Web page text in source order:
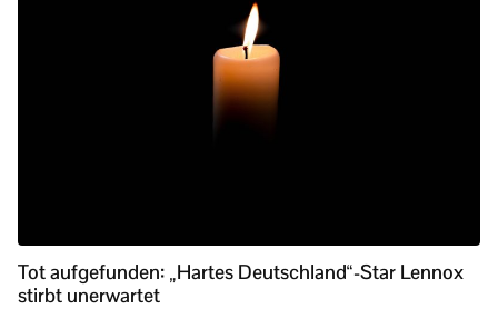
Tot aufgefunden: „Hartes Deutschland“-Star Lennox
stirbt unerwartet